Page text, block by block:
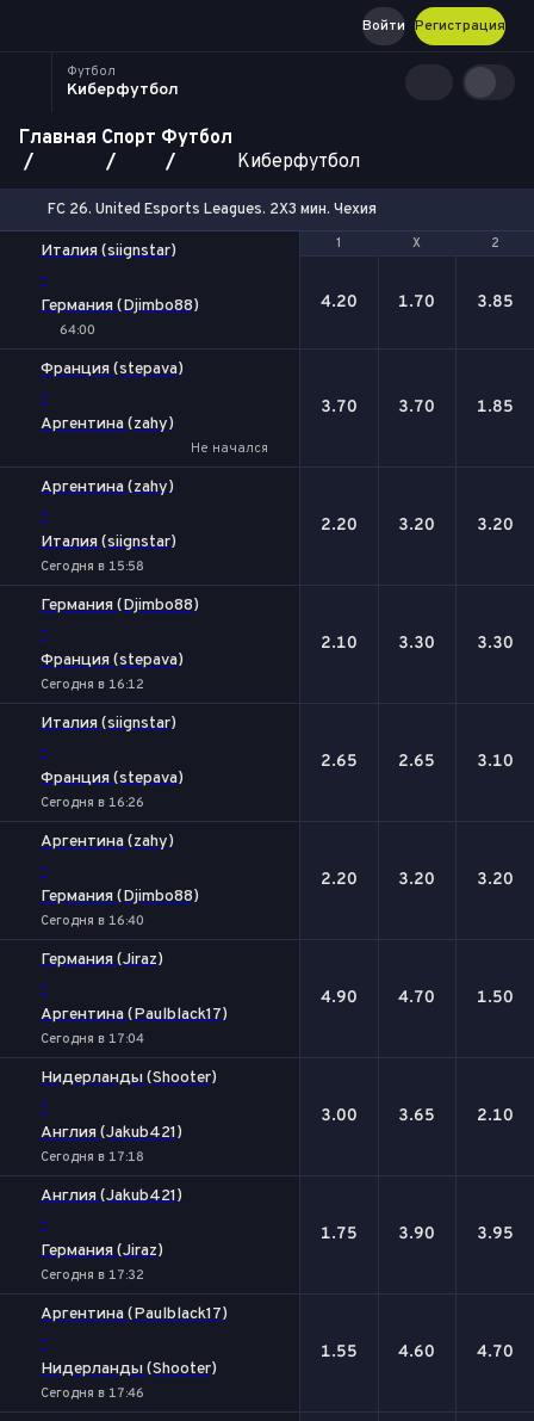
Регистрация
Войти
Футбол
Киберфутбол
Главная Спорт Футбол
Киберфутбол
FC 26. United Esports Leagues. 2X3 мин. Чехия
1 Х 2
Италия (siignstar)
-
Германия (Djimbo88)
64:00
1 Х 2
4.20 1.70 3.85
Франция (stepava)
-
Аргентина (zahy)
Не начался
3.70 3.70 1.85
Аргентина (zahy)
-
Италия (siignstar)
Сегодня в 15:58
2.20 3.20 3.20
Германия (Djimbo88)
-
Франция (stepava)
Сегодня в 16:12
2.10 3.30 3.30
Италия (siignstar)
-
Франция (stepava)
Сегодня в 16:26
2.65 2.65 3.10
Аргентина (zahy)
-
Германия (Djimbo88)
Сегодня в 16:40
2.20 3.20 3.20
Германия (Jiraz)
-
Аргентина (Paulblack17)
Сегодня в 17:04
4.90 4.70 1.50
Нидерланды (Shooter)
-
Англия (Jakub421)
Сегодня в 17:18
3.00 3.65 2.10
Англия (Jakub421)
-
Германия (Jiraz)
Сегодня в 17:32
1.75 3.90 3.95
Аргентина (Paulblack17)
-
Нидерланды (Shooter)
Сегодня в 17:46
1.55 4.60 4.70